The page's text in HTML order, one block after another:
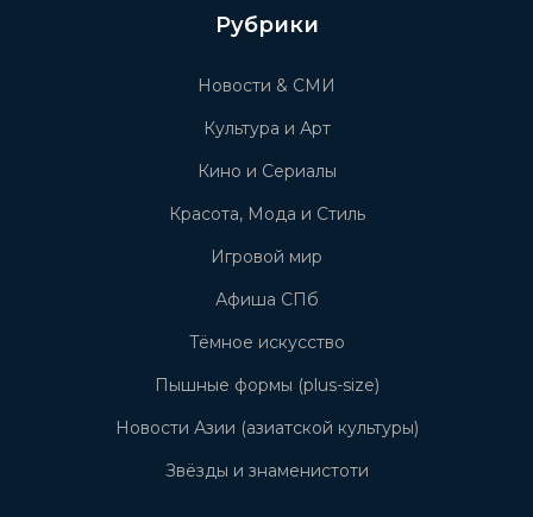
Рубрики
Новости & СМИ
Культура и Арт
Кино и Сериалы
Красота, Мода и Стиль
Игровой мир
Афиша СПб
Тёмное искусство
Пышные формы (plus-size)
Новости Азии (азиатской культуры)
Звёзды и знаменистоти